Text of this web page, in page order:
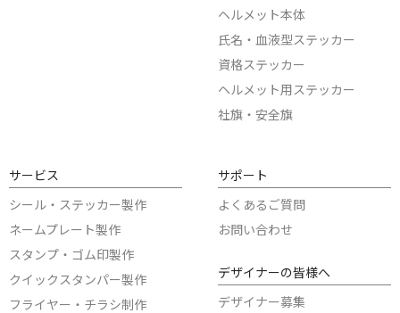
ヘルメット本体
氏名・血液型ステッカー
資格ステッカー
ヘルメット用ステッカー
社旗・安全旗
サービス
シール・ステッカー製作
ネームプレート製作
スタンプ・ゴム印製作
クイックスタンパー製作
フライヤー・チラシ制作
サポート
よくあるご質問
お問い合わせ
デザイナーの皆様へ
デザイナー募集